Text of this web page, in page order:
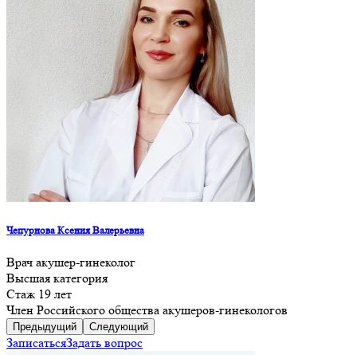
Чепурнова Ксения Валерьевна
Врач акушер-гинеколог
Высшая категория
Стаж 19 лет
Член Российского общества акушеров-гинекологов
Предыдущий Следующий
ЗаписатьсяЗадать вопрос